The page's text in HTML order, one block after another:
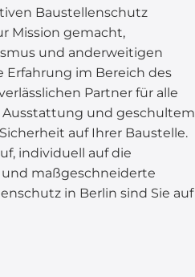
Baustellenschutz
Mission gemacht,
und anderweitigen
Erfahrung im Bereich des
Partner für alle
Ausstattung und geschultem
auf Ihrer Baustelle.
individuell auf die
maßgeschneiderte
in Berlin sind Sie auf